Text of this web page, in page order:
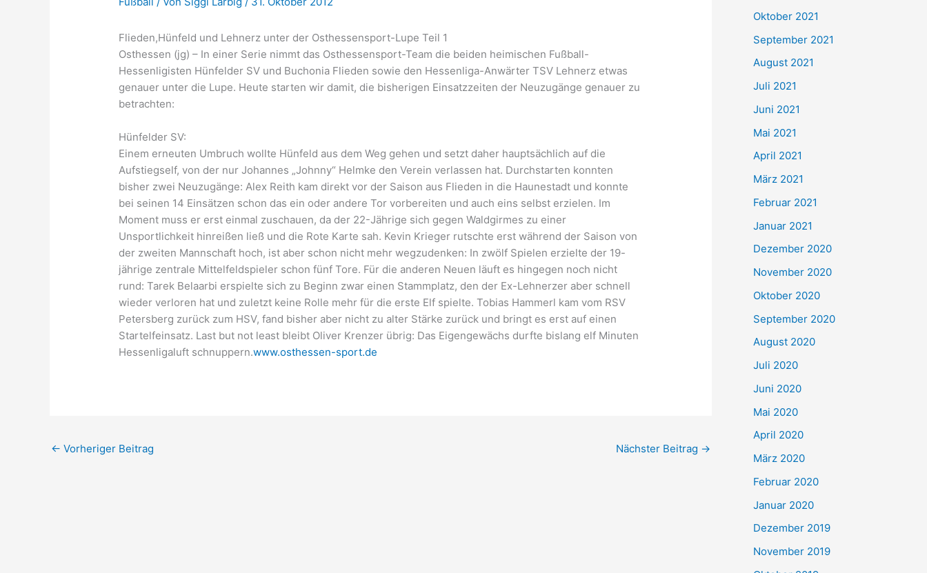
Flieden,Hünfeld und Lehnerz unter der Osthessensport-Lupe Teil 1
Osthessen (jg) – In einer Serie nimmt das Osthessensport-Team die beiden heimischen Fußball-
Hessenligisten Hünfelder SV und Buchonia Flieden sowie den Hessenliga-Anwärter TSV Lehnerz etwas
genauer unter die Lupe. Heute starten wir damit, die bisherigen Einsatzzeiten der Neuzugänge genauer zu
betrachten:
Hünfelder SV:
Einem erneuten Umbruch wollte Hünfeld aus dem Weg gehen und setzt daher hauptsächlich auf die
Aufstiegself, von der nur Johannes „Johnny“ Helmke den Verein verlassen hat. Durchstarten konnten
bisher zwei Neuzugänge: Alex Reith kam direkt vor der Saison aus Flieden in die Haunestadt und konnte
bei seinen 14 Einsätzen schon das ein oder andere Tor vorbereiten und auch eins selbst erzielen. Im
Moment muss er erst einmal zuschauen, da der 22-Jährige sich gegen Waldgirmes zu einer
Unsportlichkeit hinreißen ließ und die Rote Karte sah. Kevin Krieger rutschte erst während der Saison von
der zweiten Mannschaft hoch, ist aber schon nicht mehr wegzudenken: In zwölf Spielen erzielte der 19-
jährige zentrale Mittelfeldspieler schon fünf Tore. Für die anderen Neuen läuft es hingegen noch nicht
rund: Tarek Belaarbi erspielte sich zu Beginn zwar einen Stammplatz, den der Ex-Lehnerzer aber schnell
wieder verloren hat und zuletzt keine Rolle mehr für die erste Elf spielte. Tobias Hammerl kam vom RSV
Petersberg zurück zum HSV, fand bisher aber nicht zu alter Stärke zurück und bringt es erst auf einen
Startelfeinsatz. Last but not least bleibt Oliver Krenzer übrig: Das Eigengewächs durfte bislang elf Minuten
Hessenligaluft schnuppern.www.osthessen-sport.de
← Vorheriger Beitrag Nächster Beitrag →
e
n
h
:
Oktober 2021
September 2021
August 2021
Juli 2021
Juni 2021
Mai 2021
April 2021
März 2021
Februar 2021
Januar 2021
Dezember 2020
November 2020
Oktober 2020
September 2020
August 2020
Juli 2020
Juni 2020
Mai 2020
April 2020
März 2020
Februar 2020
Januar 2020
Dezember 2019
November 2019